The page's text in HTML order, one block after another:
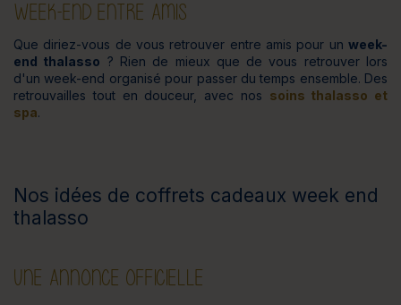
WEEK-END ENTRE AMIS
Que diriez-vous de vous retrouver entre amis pour un week-
end thalasso ? Rien de mieux que de vous retrouver lors
d'un week-end organisé pour passer du temps ensemble. Des
retrouvailles tout en douceur, avec nos soins thalasso et
spa.
Nos idées de coffrets cadeaux week end
thalasso
UNE ANNONCE OFFICIELLE